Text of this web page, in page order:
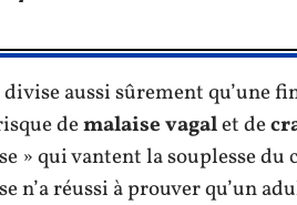
divise aussi sûrement qu’une
demalaise vagalet de
» qui vantent la souplesse
n’a réussi à prouver qu’un